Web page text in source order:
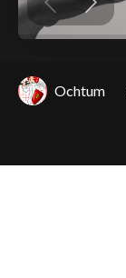
Ochtum